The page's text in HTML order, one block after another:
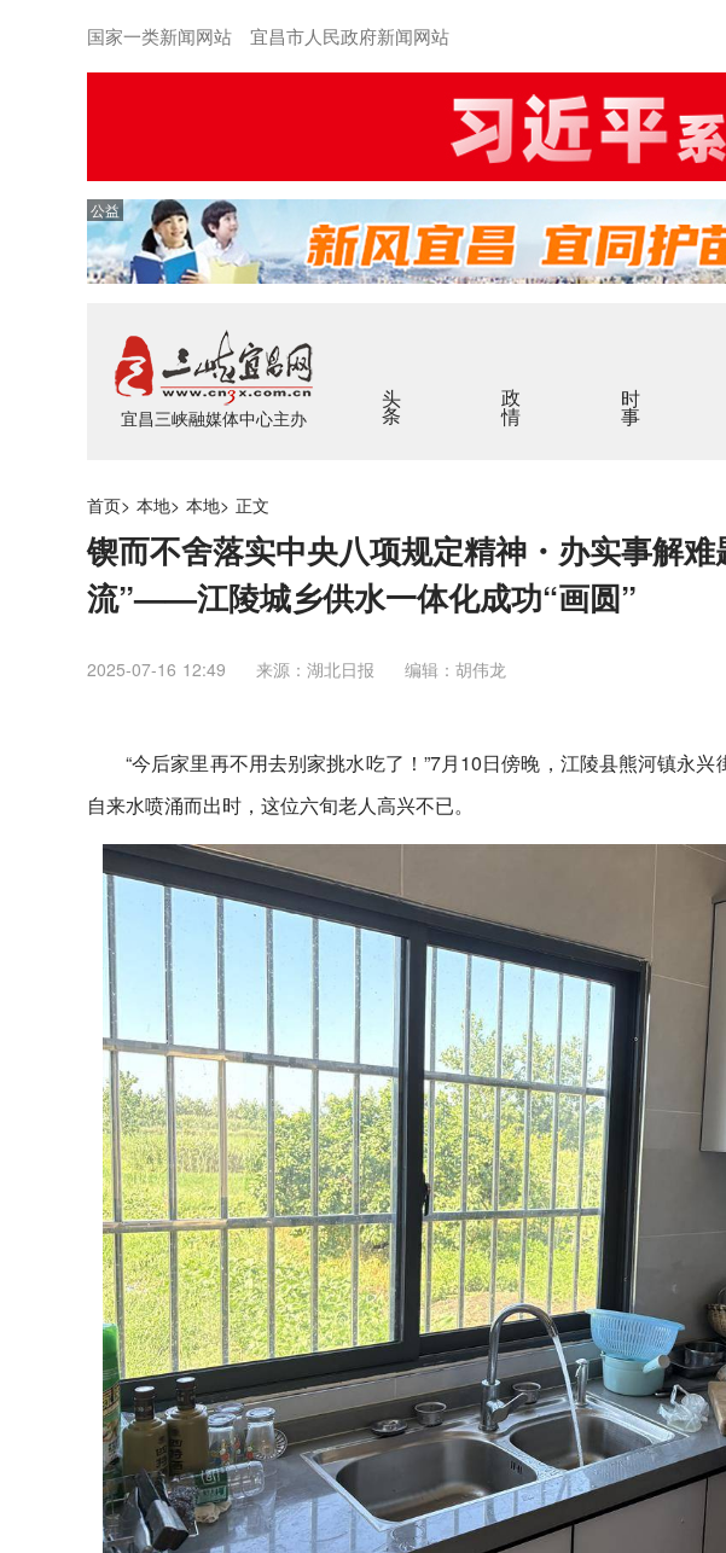
国家一类新闻网站 宜昌市人民政府新闻网站
公益
宜昌三峡融媒体中心主办
头条 政情 时事
首页> 本地> 本地> 正文
锲而不舍落实中央八项规定精神・办实事解
流”——江陵城乡供水一体化成功“画圆”
2025-07-16 12:49 来源：​湖北日报 编辑：胡伟龙
“今后家里再不用去别家挑水吃了！”7月10日傍晚，江陵县熊河镇永
自来水喷涌而出时，这位六旬老人高兴不已。